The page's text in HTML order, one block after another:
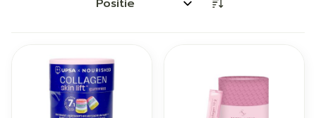
Sorteer op: